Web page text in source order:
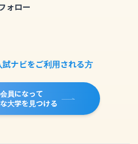
ォロー
ナビをご利用される方
員になって
大学を見つける